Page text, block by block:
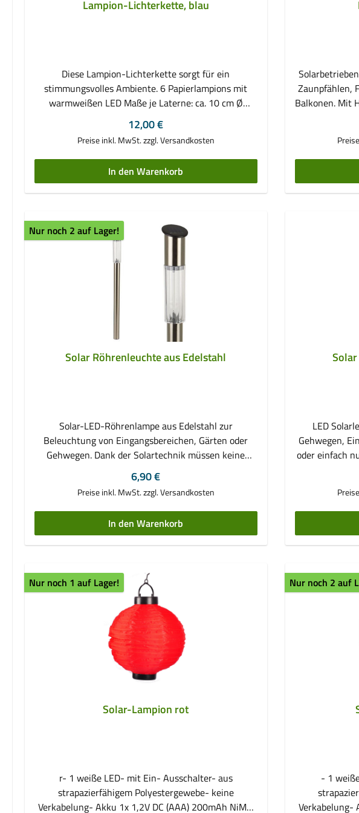
Lampion-Lichterkette, blau
Diese Lampion-Lichterkette sorgt für ein
stimmungsvolles Ambiente. 6 Papierlampions mit
warmweißen LED Maße je Laterne: ca. 10 cm Ø
Gehäuse aus Metall-Drahtwickel überzogen mit
Kunststoff-Papierummantelung Zuleitung: ca. 35 cm
Abstand zwischen den Lampen: ca. 15 cm
Gesamtlänge (inkl. Zuleitung): ca. 1,10 m
batteriebetrieben (2x AA Batterien - nicht im
Lieferumfang enthalten) in den Farben blau und weiss
Regulärer Preis:
12,00 €
Preise inkl. MwSt. zzgl. Versandkosten
In den Warenkorb
Zaunpfählen,
Balkonen. Mit
Dunkelheit
aus
(1x je
integrierter,
200mAh
Überstülpen
x 20cm •
Nur noch 2 auf Lager!
Solar Röhrenleuchte aus Edelstahl
Solar-LED-Röhrenlampe aus Edelstahl zur
Beleuchtung von Eingangsbereichen, Gärten oder
Gehwegen. Dank der Solartechnik müssen keine
Kabel verlegt werden - der integrierte Akku speichert
das Sonnenlicht bei Tag und sorgt bei Dunkelheit und
Dämmerung für die benötigte Leuchtenergie. aus
Edelstahl und Kunststoff mit einer energiesparenden
LED Lichtfarbe: kaltweiß Energieversorgung durch
Sonnenlicht praktische Einschaltautomatik bei
Erdspieß integrierter Akku (1x 1,2V AA) Sichthöhe: ca.
58,5cm Maße mit Erdspieß (DxH): ca. 4,7 x 70cm
Regulärer Preis:
6,90 €
Preise inkl. MwSt. zzgl. Versandkosten
In den Warenkorb
LED
Gehwegen,
oder einfach
Höhe ca. 39
Solarpanel
Nur noch 1 auf Lager!
Solar-Lampion rot
r- 1 weiße LED- mit Ein- Ausschalter- aus
strapazierfähigem Polyestergewebe- keine
Verkabelung- Akku 1x 1,2V DC (AAA) 200mAh NiMH
Nur noch 2 auf
- 1
Verkabelung-